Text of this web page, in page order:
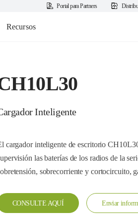
Portal para Partners
Recursos
Inteligente
cargador inteligente de escritorio
las baterías de los radios de la
sobrecorriente y cortocircuito,
CONSULTE AQUÍ Enviar